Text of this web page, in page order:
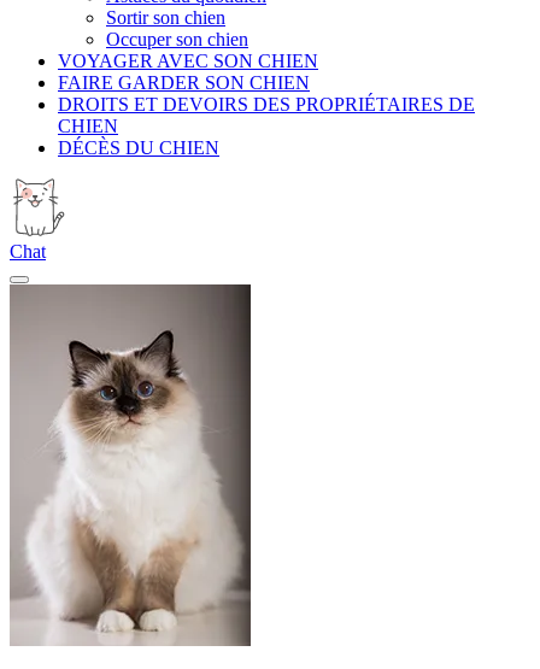
Sortir son chien
Occuper son chien
VOYAGER AVEC SON CHIEN
FAIRE GARDER SON CHIEN
DROITS ET DEVOIRS DES PROPRIÉTAIRES DE
CHIEN
DÉCÈS DU CHIEN
Chat